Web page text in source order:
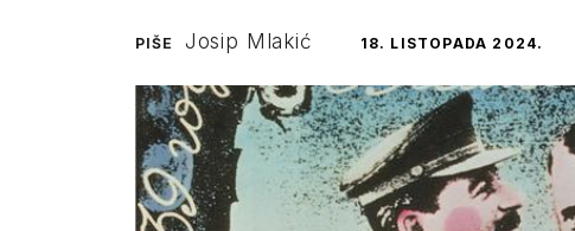
PIŠE Josip Mlakić 18. LISTOPADA 2024.